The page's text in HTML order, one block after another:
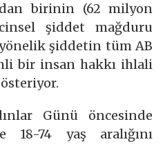
birinin (62 milyon
şiddet mağduru
şiddetin tüm AB
bir insan hakkı ihlali
Günü öncesinde
18-74 yaş aralığını